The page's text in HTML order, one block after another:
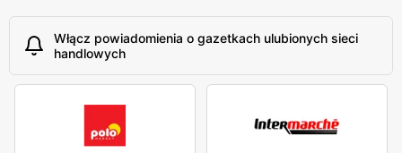
Włącz powiadomienia o gazetkach ulubionych sieci
handlowych